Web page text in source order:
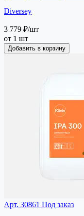
Diversey
3 779 ₽/шт
от 1 шт
Добавить в корзину
Арт. 30861 Под заказ